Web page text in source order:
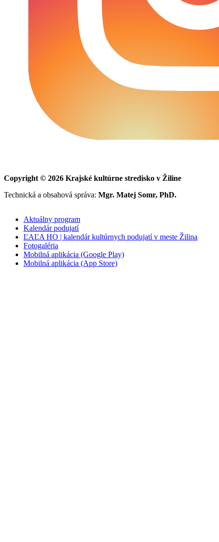
Copyright © 2026 Krajské kultúrne stredisko v Žiline
Technická a obsahová správa: Mgr. Matej Somr, PhD.
Aktuálny program
Kalendár podujatí
ĽAĽA HO | kalendár kultúrnych podujatí v meste Žilina
Fotogaléria
Mobilná aplikácia (Google Play)
Mobilná aplikácia (App Store)